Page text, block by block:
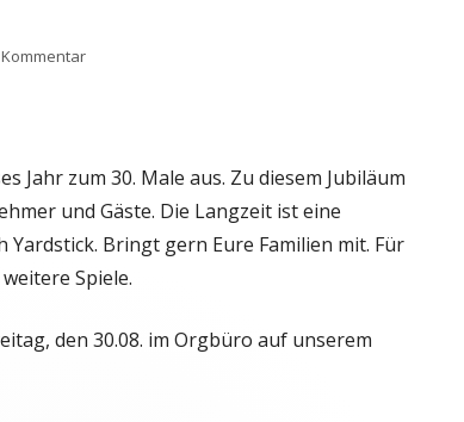
zu Ausschreibung 30. Langzeitwettfahrt am 31.08.2019
Jahr zum 30. Male aus. Zu diesem Jubiläum
und Gäste. Die Langzeit ist eine
Bringt gern Eure Familien mit. Für
Spiele.
den 30.08. im Orgbüro auf unserem